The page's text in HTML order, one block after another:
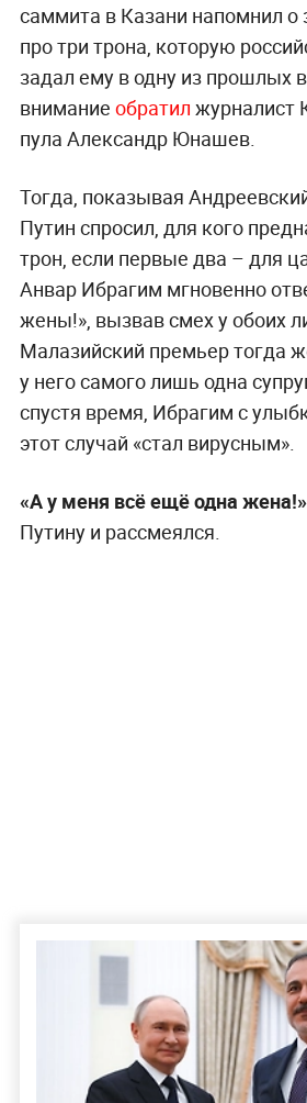
саммита в Казани напомнил о
про три трона, которую
задал ему в одну из прошлых
внимание обратил журналист
пула Александр Юнашев.
Тогда, показывая
Путин спросил, для кого
трон, если первые два – для
Анвар Ибрагим мгновенно
жены!», вызвав смех у обоих
Малазийский премьер тогда
у него самого лишь одна
спустя время, Ибрагим с
этот случай «стал вирусным».
«А у меня всё ещё одна
Путину и рассмеялся.